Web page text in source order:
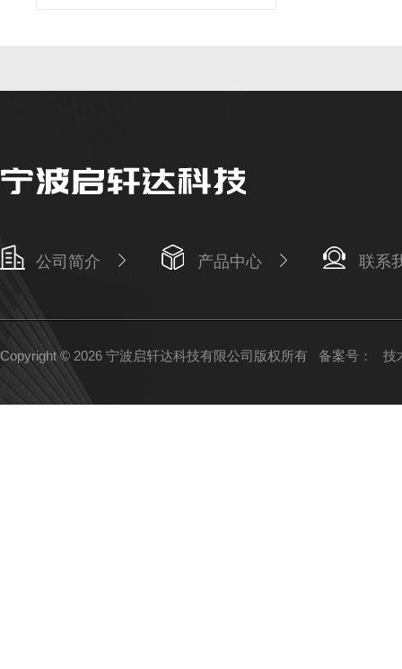
公司简介 产品中心 联系
Copyright © 2026 宁波启轩达科技有限公司版权所有 备案号： 技